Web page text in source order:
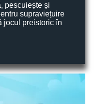
pescuiește și
supraviețuire
jocul preistoric în